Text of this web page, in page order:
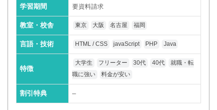
学習期間 要資料請求
教室・校舎 東京 大阪 名古屋 福岡
言語・技術 HTML / CSS javaScript PHP Java
特徴
大学生 フリーター 30代 40代
就職・転
職に強い
料金が安い
割引特典 –